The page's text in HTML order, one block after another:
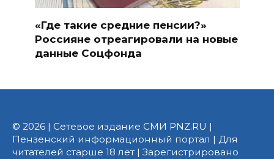
«Где такие средние пенсии?»
Россияне отреагировали на новые
данные Соцфонда
© 2026 | Сетевое издание СМИ PNZ.RU |
Пензенский информационный портал | Для
читателей старше 18 лет | Зарегистрировано